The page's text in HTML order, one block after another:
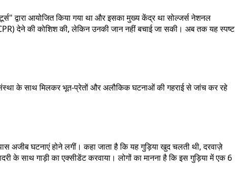
द्वारा आयोजित किया गया था और इसका मुख्य केंद्र था सोल्जर्स नेशनल
देने की कोशिश की, लेकिन उनकी जान नहीं बचाई जा सकी। अब तक यह स्पष्ट
संस्था के साथ मिलकर भूत-प्रेतों और अलौकिक घटनाओं की गहराई से जांच कर रहे
अजीब घटनाएं होने लगीं। कहा जाता है कि यह गुड़िया खुद चलती थी, दरवाज़े
साथ गाड़ी का एक्सीडेंट करवाया। लोगों का मानना है कि इस गुड़िया में एक 6